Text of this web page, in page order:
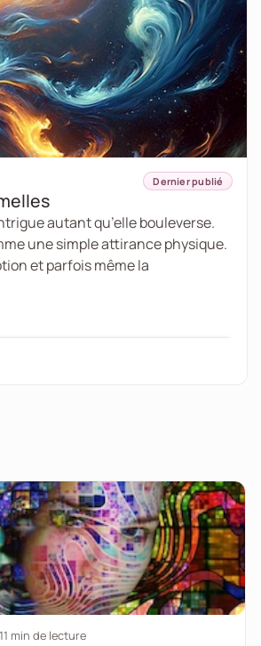
Dernier publié
autant qu’elle bouleverse.
une simple attirance physique.
et parfois même la
min de lecture